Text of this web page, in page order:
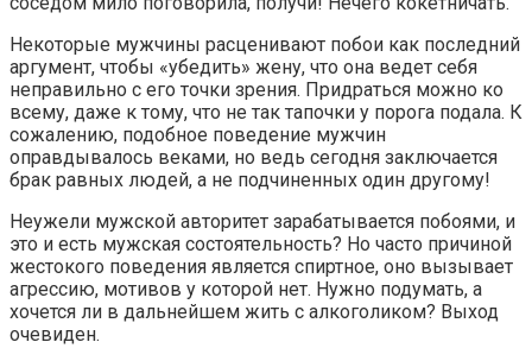
Некоторые мужчины расценивают побои как последний
аргумент, чтобы «убедить» жену, что она ведет себя
неправильно с его точки зрения. Придраться можно ко
всему, даже к тому, что не так тапочки у порога подала. К
сожалению, подобное поведение мужчин
оправдывалось веками, но ведь сегодня заключается
брак равных людей, а не подчиненных один другому!
Неужели мужской авторитет зарабатывается побоями, и
это и есть мужская состоятельность? Но часто причиной
жестокого поведения является спиртное, оно вызывает
агрессию, мотивов у которой нет. Нужно подумать, а
хочется ли в дальнейшем жить с алкоголиком? Выход
очевиден.